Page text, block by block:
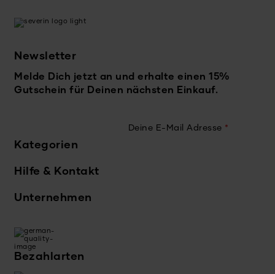
Newsletter
Melde Dich jetzt an und erhalte einen 15%
Gutschein für Deinen nächsten Einkauf.
Deine E-Mail Adresse *
Kategorien
Hilfe & Kontakt
Unternehmen
Bezahlarten